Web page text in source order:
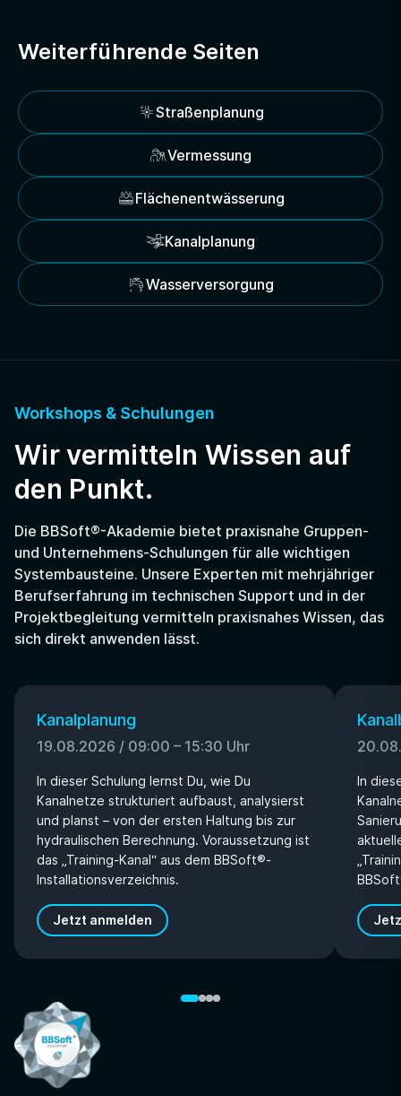
Weiterführende Seiten
Straßenplanung
Vermessung
Flächenentwässerung
Kanalplanung
Wasserversorgung
Workshops & Schulungen
Wir vermitteln Wissen auf
den Punkt.
Die BBSoft®-Akademie bietet praxisnahe Gruppen-
und Unternehmens-Schulungen für alle wichtigen
Systembausteine. Unsere Experten mit mehrjähriger
Berufserfahrung im technischen Support und in der
Projektbegleitung vermitteln praxisnahes Wissen, das
sich direkt anwenden lässt.
Kanalplanung
19.08.2026 / 09:00 – 15:30 Uhr
In dieser Schulung lernst Du, wie Du
Kanalnetze strukturiert aufbaust, analysierst
und planst – von der ersten Haltung bis zur
hydraulischen Berechnung. Voraussetzung ist
das „Training-Kanal“ aus dem BBSoft®-
Installationsverzeichnis.
Jetzt anmelden
In